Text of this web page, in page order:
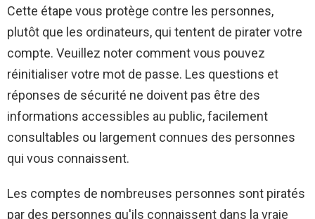
Cette étape vous protège contre les personnes,
plutôt que les ordinateurs, qui tentent de pirater votre
compte. Veuillez noter comment vous pouvez
réinitialiser votre mot de passe. Les questions et
réponses de sécurité ne doivent pas être des
informations accessibles au public, facilement
consultables ou largement connues des personnes
qui vous connaissent.
Les comptes de nombreuses personnes sont piratés
par des personnes qu'ils connaissent dans la vraie